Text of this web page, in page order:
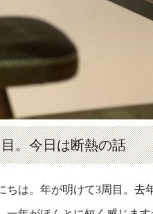
。今日は断熱の話
ちは。年が明けて3周目。去